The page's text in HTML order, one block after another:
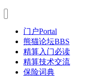
门户Portal
熊猫论坛BBS
精算入门必读
精算技术交流
保险词典